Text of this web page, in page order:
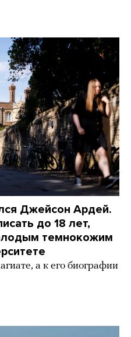
Джейсон Ардей.
до 18 лет,
темнокожим
а к его биографии